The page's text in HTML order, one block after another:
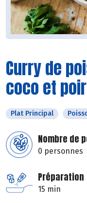
Curry de
coco et
Plat Principal
Nombre de
0 personnes
Préparation
15 min